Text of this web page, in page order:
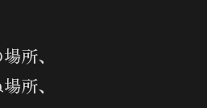
所、
所、